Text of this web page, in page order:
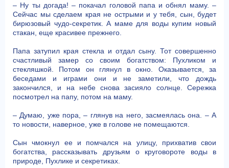
– Ну ты догада! – покачал головой папа и обнял маму. –
Сейчас мы сделаем края не острыми и у тебя, сын, будет
бирюзовый чудо-секретик. А маме для воды купим новый
стакан, еще красивее прежнего.
Папа затупил края стекла и отдал сыну. Тот совершенно
счастливый замер со своим богатством: Пухликом и
стекляшкой. Потом он глянул в окно. Оказывается, за
беседами и играми они и не заметили, что дождь
закончился, и на небе снова засияло солнце. Сережка
посмотрел на папу, потом на маму.
– Думаю, уже пора, – глянув на него, засмеялась она. – А
то новости, наверное, уже в голове не помещаются.
Сын чмокнул ее и помчался на улицу, прихватив свои
богатства, рассказывать друзьям о круговороте воды в
природе, Пухлике и секретиках.